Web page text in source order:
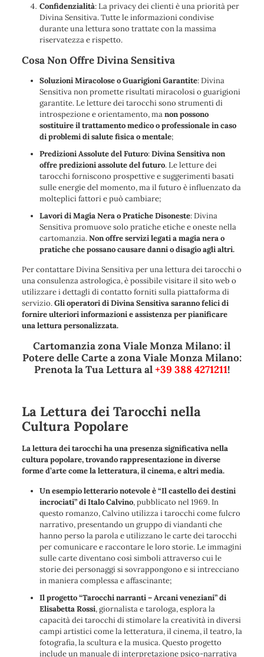
Confidenzialità: La privacy dei clienti è una priorità per
Divina Sensitiva. Tutte le informazioni condivise
durante una lettura sono trattate con la massima
riservatezza e rispetto.
Cosa Non Offre Divina Sensitiva
Soluzioni Miracolose o Guarigioni Garantite: Divina
Sensitiva non promette risultati miracolosi o guarigioni
garantite. Le letture dei tarocchi sono strumenti di
introspezione e orientamento, manon possono
sostituire il trattamento medico o professionale in caso
di problemi di salute fisica o mentale;
Predizioni Assolute del Futuro:Divina Sensitiva non
offre predizioni assolute del futuro. Le letture dei
tarocchi forniscono prospettive e suggerimenti basati
sulle energie del momento, ma il futuro è influenzato da
molteplici fattori e può cambiare;
Lavori di Magia Nera o Pratiche Disoneste: Divina
Sensitiva promuove solo pratiche etiche e oneste nella
cartomanzia.Non offre servizi legati a magia nera o
pratiche che possano causare danni o disagio agli altri.
Per contattare Divina Sensitiva per una lettura dei tarocchi o
una consulenza astrologica, è possibile visitare il sito web o
utilizzare i dettagli di contatto forniti sulla piattaforma di
servizio.Gli operatori di Divina Sensitiva saranno felici di
fornire ulteriori informazioni e assistenza per pianificare
una lettura personalizzata.
Cartomanzia zona Viale Monza Milano: il
Potere delle Carte a zona Viale Monza Milano:
Prenota la Tua Lettura al+39 388 4271211!
La Lettura dei Tarocchi nella
Cultura Popolare
La lettura dei tarocchi ha una presenza significativa nella
cultura popolare, trovando rappresentazione in diverse
forme d’arte come la letteratura, il cinema, e altri media.
Un esempio letterario notevole è “Il castello dei destini
incrociati” di Italo Calvino, pubblicato nel 1969. In
questo romanzo, Calvino utilizza i tarocchi come fulcro
narrativo, presentando un gruppo di viandanti che
hanno perso la parola e utilizzano le carte dei tarocchi
per comunicare e raccontare le loro storie. Le immagini
sulle carte diventano così simboli attraverso cui le
storie dei personaggi si sovrappongono e si intrecciano
in maniera complessa e affascinante;
Il progetto “Tarocchi narranti – Arcani veneziani” di
Elisabetta Rossi, giornalista e tarologa, esplora la
capacità dei tarocchi di stimolare la creatività in diversi
campi artistici come la letteratura, il cinema, il teatro, la
fotografia, la scultura e la musica. Questo progetto
include un manuale di interpretazione psico-narrativa